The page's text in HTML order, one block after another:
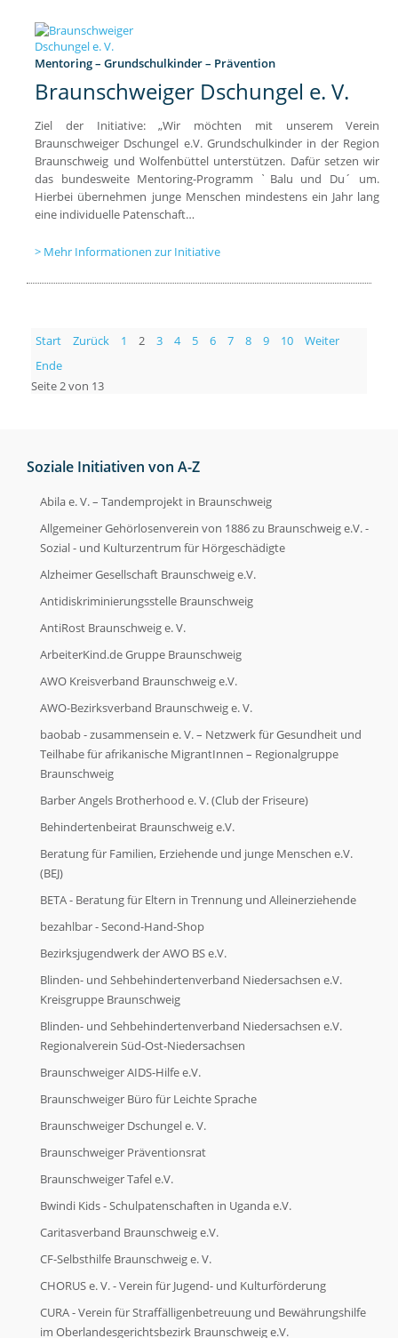
Mentoring – Grundschulkinder – Prävention
Braunschweiger Dschungel e. V.
Ziel der Initiative: „Wir möchten mit unserem Verein
Braunschweiger Dschungel e.V. Grundschulkinder in der Region
Braunschweig und Wolfenbüttel unterstützen. Dafür setzen wir
das bundesweite Mentoring-Programm ˋBalu und Du´ um.
Hierbei übernehmen junge Menschen mindestens ein Jahr lang
eine individuelle Patenschaft…
Mehr Informationen zur Initiative
Start Zurück 1 2 3 4 5 6 7 8 9 10
Weiter
Ende
Seite 2 von 13
Soziale Initiativen von A-Z
Abila e. V. – Tandemprojekt in Braunschweig
Allgemeiner Gehörlosenverein von 1886 zu Braunschweig e.V. -
Sozial - und Kulturzentrum für Hörgeschädigte
Alzheimer Gesellschaft Braunschweig e.V.
Antidiskriminierungsstelle Braunschweig
AntiRost Braunschweig e. V.
ArbeiterKind.de Gruppe Braunschweig
AWO Kreisverband Braunschweig e.V.
AWO-Bezirksverband Braunschweig e. V.
baobab - zusammensein e. V. – Netzwerk für Gesundheit und
Teilhabe für afrikanische MigrantInnen – Regionalgruppe
Braunschweig
Barber Angels Brotherhood e. V. (Club der Friseure)
Behindertenbeirat Braunschweig e.V.
Beratung für Familien, Erziehende und junge Menschen e.V.
(BEJ)
BETA - Beratung für Eltern in Trennung und Alleinerziehende
bezahlbar - Second-Hand-Shop
Bezirksjugendwerk der AWO BS e.V.
Blinden- und Sehbehindertenverband Niedersachsen e.V.
Kreisgruppe Braunschweig
Blinden- und Sehbehindertenverband Niedersachsen e.V.
Regionalverein Süd-Ost-Niedersachsen
Braunschweiger AIDS-Hilfe e.V.
Braunschweiger Büro für Leichte Sprache
Braunschweiger Dschungel e. V.
Braunschweiger Präventionsrat
Braunschweiger Tafel e.V.
Bwindi Kids - Schulpatenschaften in Uganda e.V.
Caritasverband Braunschweig e.V.
CF-Selbsthilfe Braunschweig e. V.
CHORUS e. V. - Verein für Jugend- und Kulturförderung
CURA - Verein für Straffälligenbetreuung und Bewährungshilfe
im Oberlandesgerichtsbezirk Braunschweig e.V.